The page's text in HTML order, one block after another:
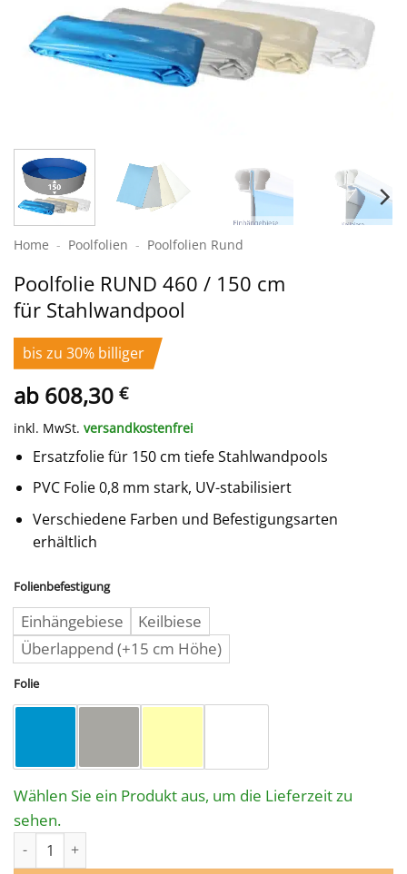
Home - Poolfolien - Poolfolien Rund
Poolfolie RUND 460 / 150 cm
für Stahlwandpool
bis zu 30% billiger
ab 608,30 €
inkl. MwSt. versandkostenfrei
Ersatzfolie für 150 cm tiefe Stahlwandpools
PVC Folie 0,8 mm stark, UV-stabilisiert
Verschiedene Farben und Befestigungsarten
erhältlich
Folienbefestigung
Einhängebiese
Keilbiese
Überlappend (+15 cm Höhe)
Folie
Wählen Sie ein Produkt aus, um die Lieferzeit zu
sehen.
Poolfolie RUND 460 / 150 cm für Stahlwandpool Menge